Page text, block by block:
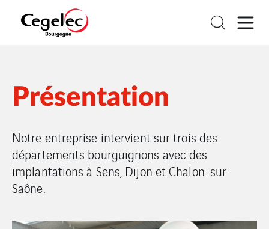
Présentation
Notre entreprise intervient sur trois des
départements bourguignons avec des
implantations à Sens, Dijon et Chalon-sur-
Saône.